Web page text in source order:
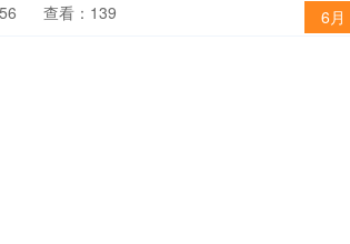
6月
查看：139